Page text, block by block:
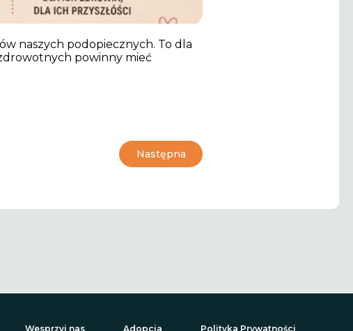
naszych podopiecznych. To dla
powinny mieć
Następna
Wesprzyj nas Adopcja Polityka Prywatności